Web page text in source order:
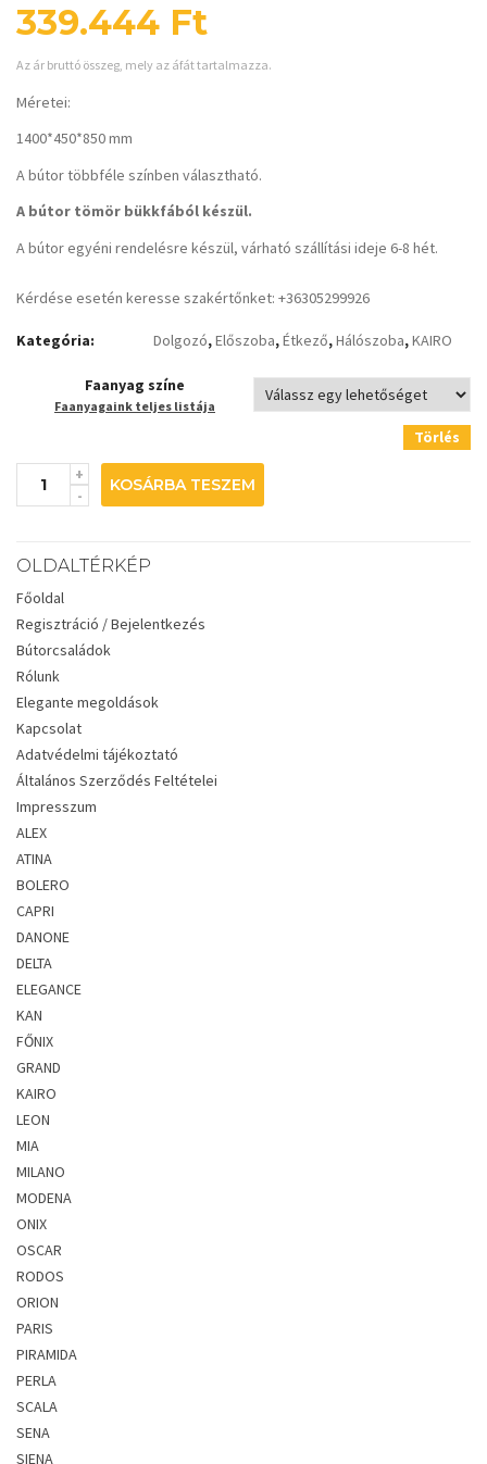
339.444 Ft
Az ár bruttó összeg, mely az áfát tartalmazza.
Méretei:
1400*450*850 mm
A bútor többféle színben választható.
A bútor tömör bükkfából készül.
A bútor egyéni rendelésre készül, várható szállítási ideje 6-8 hét.
Kérdése esetén keresse szakértőnket: +36305299926
Kategória: Dolgozó,Előszoba,Étkező,Hálószoba,KAIRO
Faanyag színe
Faanyagaink teljes listája
Törlés
KOSÁRBA TESZEM
OLDALTÉRKÉP
Főoldal
Regisztráció / Bejelentkezés
Bútorcsaládok
Rólunk
Elegante megoldások
Kapcsolat
Adatvédelmi tájékoztató
Általános Szerződés Feltételei
Impresszum
ALEX
ATINA
BOLERO
CAPRI
DANONE
DELTA
ELEGANCE
KAN
FŐNIX
GRAND
KAIRO
LEON
MIA
MILANO
MODENA
ONIX
OSCAR
RODOS
ORION
PARIS
PIRAMIDA
PERLA
SCALA
SENA
SIENA